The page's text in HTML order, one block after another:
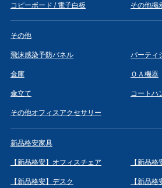
コピーボード / 電子白板 その他掲
その他
飛沫感染予防パネル パーティ
金庫 ＯＡ機器
傘立て コートハ
その他オフィスアクセサリー
新品格安家具
【新品格安】オフィスチェア 【新品
【新品格安】デスク 【新品